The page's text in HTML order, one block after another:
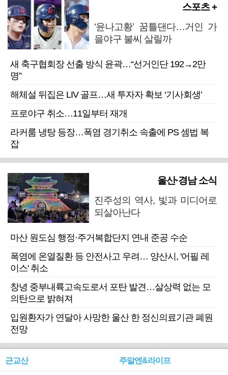
스포츠 +
‘윤나고황’ 꿈틀댄다…거인 가
을야구 불씨 살릴까
새 축구협회장 선출 방식 윤곽…“선거인단 192→2만
명”
해체설 뒤집은 LIV 골프…새 투자자 확보 ‘기사회생’
프로야구 취소…11일부터 재개
라커룸 냉탕 등장…폭염 경기취소 속출에 PS 셈법 복
잡
울산·경남 소식
진주성의 역사, 빛과 미디어로
되살아난다
마산 원도심 행정·주거복합단지 연내 준공 수순
폭염에 온열질환 등 안전사고 우려… 양산시, '어필 레
이스' 취소
창녕 중부내륙고속도로서 포탄 발견…살상력 없는 모
의탄으로 밝혀져
입원환자가 연달아 사망한 울산 한 정신의료기관 폐원
전망
근교산 주말엔&라이프